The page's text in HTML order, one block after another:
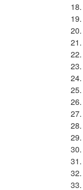
18.
19.
20.
21.
22.
23.
24.
25.
26.
27.
28.
29.
30.
31.
32.
33.